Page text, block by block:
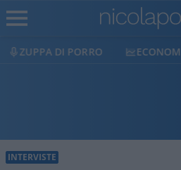
ECONOMIA LIBERILIBRI
INTERVISTE